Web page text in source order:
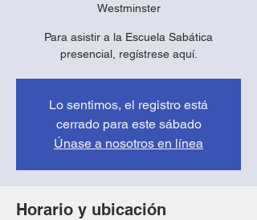
Westminster
Para asistir a la Escuela Sabática
presencial, regístrese aquí.
Lo sentimos, el registro está
cerrado para este sábado
Únase a nosotros en línea
Horario y ubicación